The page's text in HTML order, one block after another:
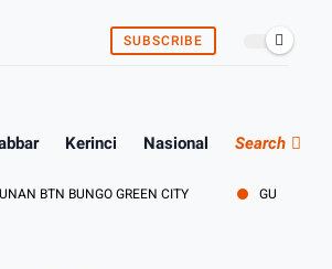
SUBSCRIBE
Kerinci Nasional Search
BUNGO GREEN CITY GUBERNUR AL